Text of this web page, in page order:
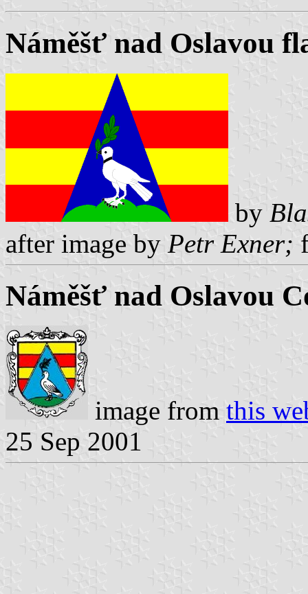
Náměšť nad Oslavou
by
after image by Petr Exner;
Náměšť nad Oslavou
image from this
25 Sep 2001